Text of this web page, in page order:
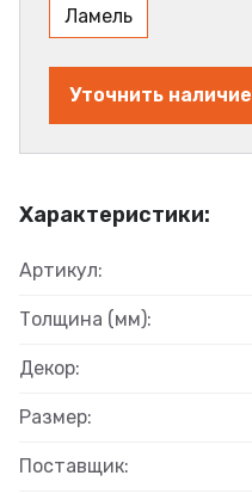
Характеристики:
Артикул:
Толщина (мм):
Декор:
Размер:
Поставщик:
Ламель
Уточнить наличие